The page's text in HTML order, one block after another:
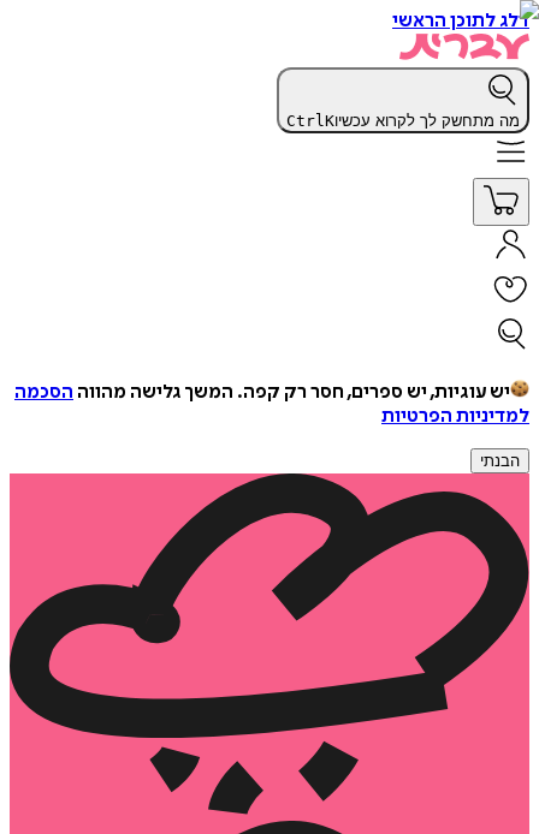
דלג לתוכן הראשי
מה מתחשק לך לקרוא עכשיו CtrlK
יש עוגיות, יש ספרים, חסר רק קפה. המשך גלישה מהווה הסכמה
למדיניות הפרטיות
הבנתי